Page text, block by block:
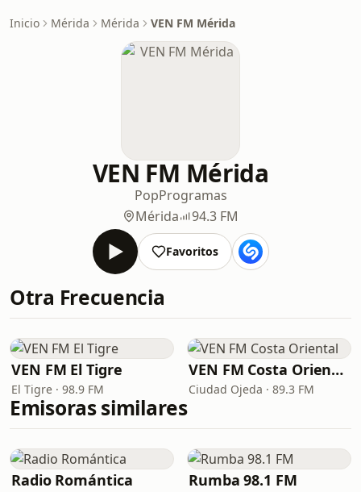
Inicio Mérida Mérida VEN FM Mérida
VEN FM Mérida
PopProgramas
Mérida
94.3 FM
Favoritos
Otra Frecuencia
VEN FM El Tigre
El Tigre · 98.9 FM
VEN FM Costa Oriental
Ciudad Ojeda · 89.3 FM
Emisoras similares
Radio Romántica Rumba 98.1 FM